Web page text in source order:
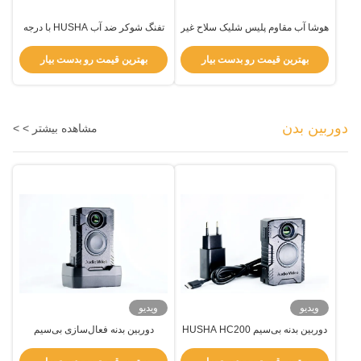
هوشا آب مقاوم پلیس شلیک سلاح غیر
بهترین قیمت رو بدست بیار
تفنگ شوکر ضد آب HUSHA با درجه
قابلیت بلوتوث برای اجرای قانون
بهترین قیمت رو بدست بیار
دوربین بدن مشاهده بیشتر > >
ویدیو
دوربین بدنه بی‌سیم HUSHA HC200
ویدیو
دوربین بدنه فعال‌سازی بی‌سیم
آب IP67